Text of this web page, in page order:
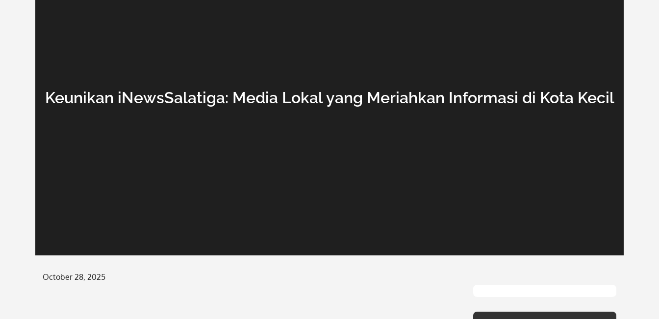
Keunikan iNewsSalatiga: Media Lokal yang Meriahkan Informasi di Kota Kecil
Posted
October 28, 2025